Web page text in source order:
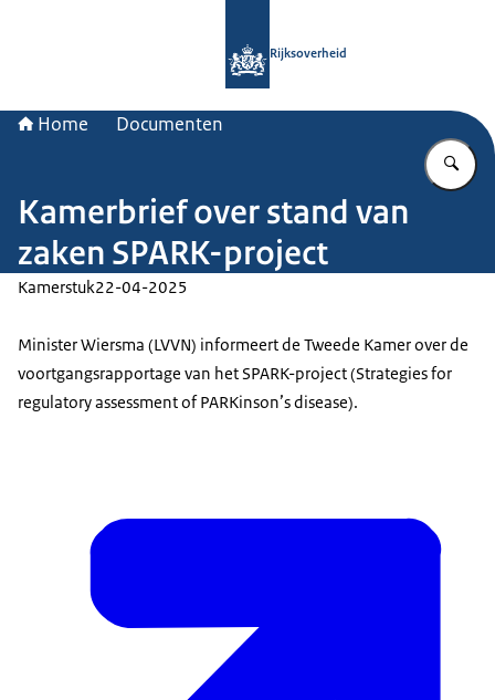
Rijksoverheid
Home Documenten
Kamerbrief over stand van
zaken SPARK-project
Kamerstuk22-04-2025
Minister Wiersma (LVVN) informeert de Tweede Kamer over de
voortgangsrapportage van het SPARK-project (Strategies for
regulatory assessment of PARKinson’s disease).